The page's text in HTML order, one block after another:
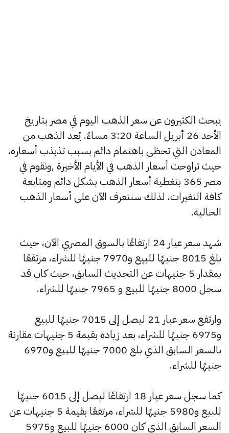
يبحث الكثيرون عن سعر الذهب اليوم في مصر بتاريخ
الأحد 26 أبريل الساعة 3:20 مساءً. يُعد الذهب من
المعادن التي تحظى باهتمام دائم بسبب تذبذب أسعاره،
حيث تراوحت أسعار الذهب في الأيام الأخيرة ,ونقوم في
مصر 365 بتغطية أسعار الذهب بشكل دائم ومتابعة
كافة التغيرات، لذلك سنتعرف الآن على أسعار الذهب
الحالية.
شهد سعر عيار 24 ارتفاعًا بالسوق المصري الآن، حيث
بلغ 8015 جنيهًا للبيع و7970 جنيهًا للشراء، مرتفعًا
بمقدار 5 جنيهات عن التحديث السابق، حيث كان قد
سجل 8000 جنيهًا للبيع و 7965 جنيهًا للشراء.
وارتفع سعر عيار 21 ليصل إلى 7015 جنيهًا للبيع
و6975 جنيهًا للشراء، بعد زيادة بقيمة 5 جنيهات مقارنة
بالسعر السابق الذي بلغ 7000 جنيهًا للبيع و6970
جنيهًا للشراء.
كما سجل سعر عيار 18 ارتفاعًا ليصل إلى 6015 جنيهًا
للبيع و5980 جنيهًا للشراء، مرتفعًا بقيمة 5 جنيهات عن
السعر السابق الذي كان 6000 جنيهًا للبيع و5975